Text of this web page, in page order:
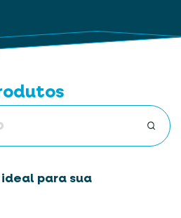
para sua